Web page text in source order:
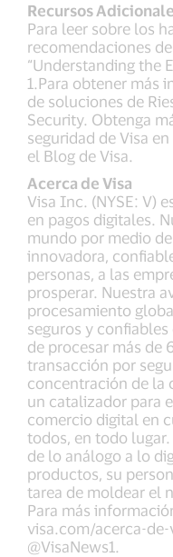
Recursos
Para leer sobre los
recomendaciones
“Understanding the
1.Para obtener más
de soluciones de
Security. Obtenga
seguridad de Visa
el Blog de Visa.
Acerca de Visa
Visa Inc. (NYSE: V)
en pagos digitales.
mundo por medio
innovadora,
personas, a las
prosperar. Nuestra
procesamiento
seguros y
de procesar más de
transacción por
concentración de la
un catalizador para
comercio digital en
todos, en todo
de lo análogo a lo
productos, su
tarea de moldear el
Para más
visa.com/acerca-
@VisaNews1.